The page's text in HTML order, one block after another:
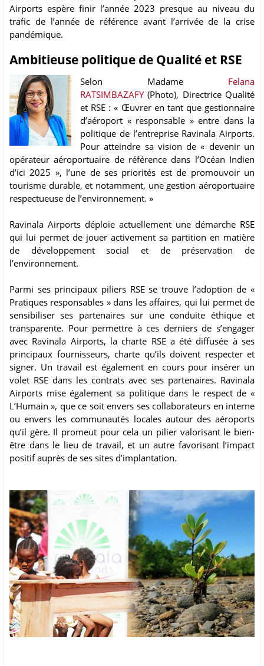
Airports espère finir l’année 2023 presque au niveau du
trafic de l’année de référence avant l’arrivée de la crise
pandémique.
Ambitieuse politique de Qualité et RSE
Selon Madame Felana
RATSIMBAZAFY(Photo), Directrice Qualité
et RSE : « Œuvrer en tant que gestionnaire
d’aéroport « responsable » entre dans la
politique de l’entreprise Ravinala Airports.
Pour atteindre sa vision de « devenir un
opérateur aéroportuaire de référence dans l’Océan Indien
d’ici 2025 », l’une de ses priorités est de promouvoir un
tourisme durable, et notamment, une gestion aéroportuaire
respectueuse de l’environnement. »
Ravinala Airports déploie actuellement une démarche RSE
qui lui permet de jouer activement sa partition en matière
de développement social et de préservation de
l’environnement.
Parmi ses principaux piliers RSE se trouve l’adoption de «
Pratiques responsables » dans les affaires, qui lui permet de
sensibiliser ses partenaires sur une conduite éthique et
transparente. Pour permettre à ces derniers de s’engager
avec Ravinala Airports, la charte RSE a été diffusée à ses
principaux fournisseurs, charte qu’ils doivent respecter et
signer. Un travail est également en cours pour insérer un
volet RSE dans les contrats avec ses partenaires. Ravinala
Airports mise également sa politique dans le respect de «
L’Humain », que ce soit envers ses collaborateurs en interne
ou envers les communautés locales autour des aéroports
qu’il gère. Il promeut pour cela un pilier valorisant le bien-
être dans le lieu de travail, et un autre favorisant l’impact
positif auprès de ses sites d’implantation.